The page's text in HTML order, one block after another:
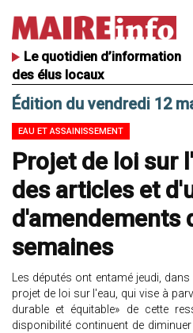
Le quotidien d’information
des élus locaux
Édition du vendredi 12
EAU ET ASSAINISSEMENT
Projet de loi sur
des articles et
d'amendements
semaines
Les députés ont entamé jeudi,
projet de loi sur l'eau, qui vise à
durable et équitable» de cette
disponibilité continuent de